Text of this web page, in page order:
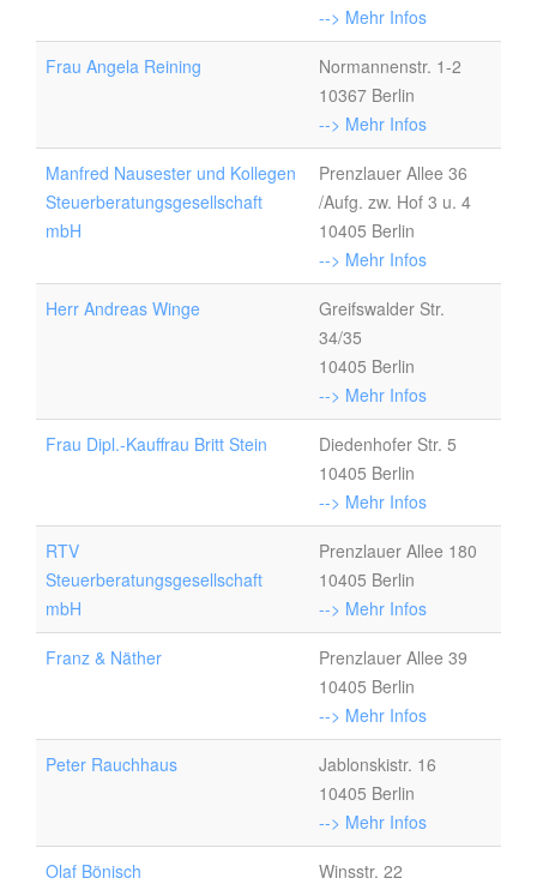
--> Mehr Infos
Frau Angela Reining
Normannenstr. 1-2
10367 Berlin
--> Mehr Infos
Manfred Nausester und Kollegen
Steuerberatungsgesellschaft
mbH
Prenzlauer Allee 36
/Aufg. zw. Hof 3 u. 4
10405 Berlin
--> Mehr Infos
Herr Andreas Winge
Greifswalder Str.
34/35
10405 Berlin
--> Mehr Infos
Frau Dipl.-Kauffrau Britt Stein
Diedenhofer Str. 5
10405 Berlin
--> Mehr Infos
RTV
Steuerberatungsgesellschaft
mbH
Prenzlauer Allee 180
10405 Berlin
--> Mehr Infos
Franz & Näther
Prenzlauer Allee 39
10405 Berlin
--> Mehr Infos
Peter Rauchhaus
Jablonskistr. 16
10405 Berlin
--> Mehr Infos
Olaf Bönisch
Winsstr. 22